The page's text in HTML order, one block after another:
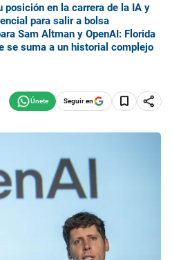
posición en la carrera de la IA y
para salir a bolsa
Sam Altman y OpenAI: Florida
se suma a un historial complejo
Seguir en